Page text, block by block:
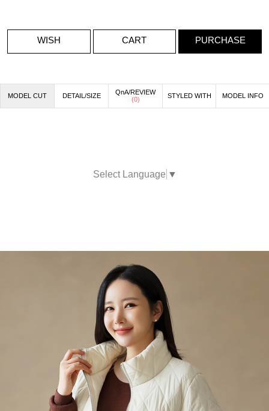
WISH CART PURCHASE
MODEL CUT DETAIL/SIZE
QnA/REVIEW
(0) STYLED WITH MODEL INFO
Select Language ▼